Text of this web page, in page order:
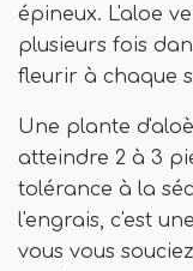
épineux. L'aloe
plusieurs fois
fleurir à chaque
Une plante
atteindre 2 à 3
tolérance à la
l'engrais, c'est
vous vous